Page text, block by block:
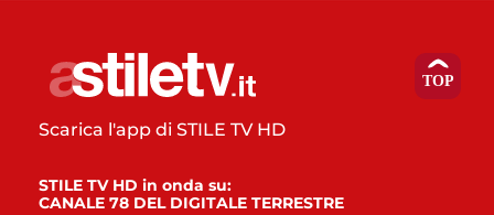
Scarica l'app di STILE TV HD
STILE TV HD in onda su:
CANALE 78 DEL DIGITALE TERRESTRE